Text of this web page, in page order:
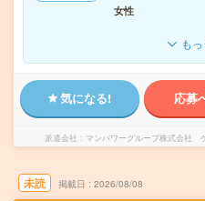
女性
も
気になる! 応募
派遣会社 マンパワーグループ株式会社
未読 掲載日 2026/08/08